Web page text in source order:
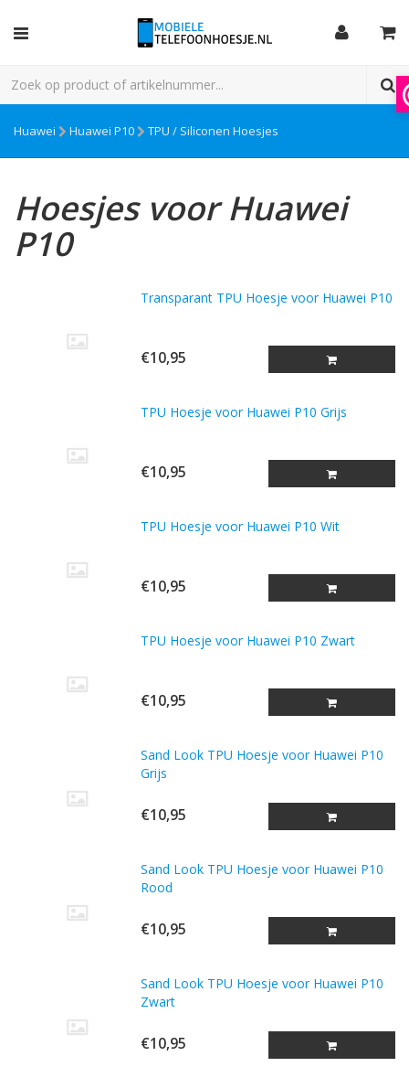
Huawei Huawei P10 TPU / Siliconen Hoesjes
Hoesjes voor Huawei
P10
Transparant TPU Hoesje voor Huawei P10
€10,95
TPU Hoesje voor Huawei P10 Grijs
€10,95
TPU Hoesje voor Huawei P10 Wit
€10,95
TPU Hoesje voor Huawei P10 Zwart
€10,95
Sand Look TPU Hoesje voor Huawei P10
Grijs
€10,95
Sand Look TPU Hoesje voor Huawei P10
Rood
€10,95
Sand Look TPU Hoesje voor Huawei P10
Zwart
€10,95